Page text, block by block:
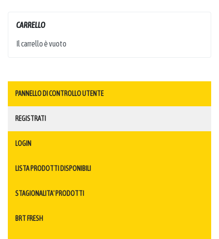
CARRELLO
Il carrello è vuoto
PANNELLO DI CONTROLLO UTENTE
REGISTRATI
LOGIN
LISTA PRODOTTI DISPONIBILI
STAGIONALITA' PRODOTTI
BRT FRESH